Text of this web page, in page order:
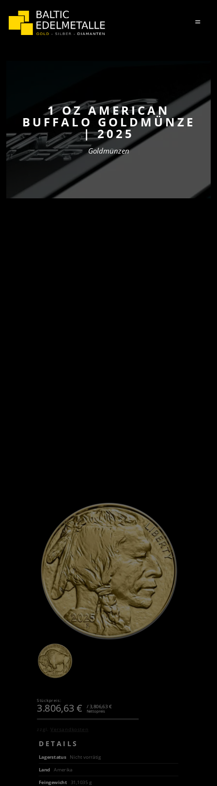
=
1 OZ AMERICAN
BUFFALO GOLDMÜNZE
| 2025
Goldmünzen
Stückpreis:
3.806,63€ / 3,806,63 €
Nettopreis
zzgl.Versandkosten
DETAILS
Lagerstatus
Nicht vorrätig
Land
Amerika
Feingewicht
31,1035 g